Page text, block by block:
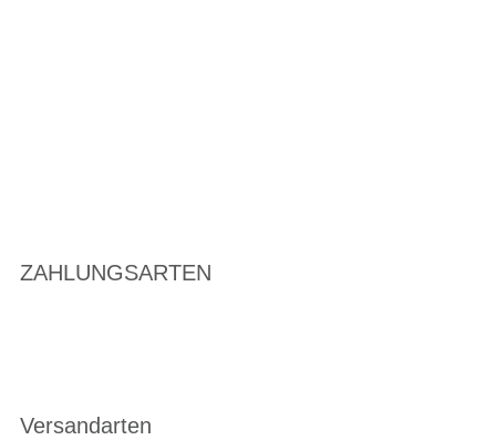
ZAHLUNGSARTEN
Versandarten